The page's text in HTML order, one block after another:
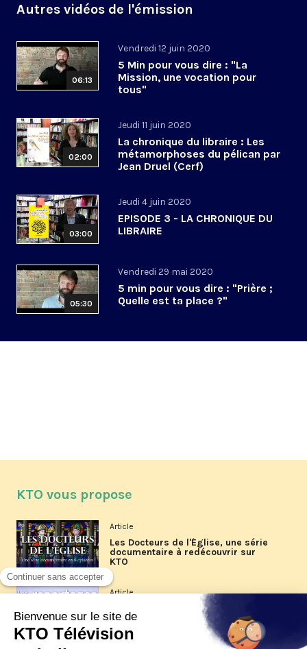
Autres vidéos de l'émission
06:13
Vendredi 12 juin 2020
5 Min pour vous dire : "La
Mission, une vocation pour
tous"
02:00
Jeudi 11 juin 2020
La chronique du libraire : Les
métamorphoses du pélican par
Jean Druel (Cerf)
03:00
Jeudi 4 juin 2020
EPISODE 3 - LA CHRONIQUE DU
LIBRAIRE
05:30
Vendredi 29 mai 2020
5 min pour vous dire : "Prière ;
Quelle est ta place ?"
KTO vous propose
Article
Les Docteurs de l'Église, une série
documentaire à redécouvrir sur
KTO
Article
Les reportages d'été 2026 de KTO